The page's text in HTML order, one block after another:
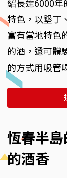
紹長達6000年
特色，以墾丁
富有當地特色
的酒，還可體
的方式用吸管
恆春半
的酒香